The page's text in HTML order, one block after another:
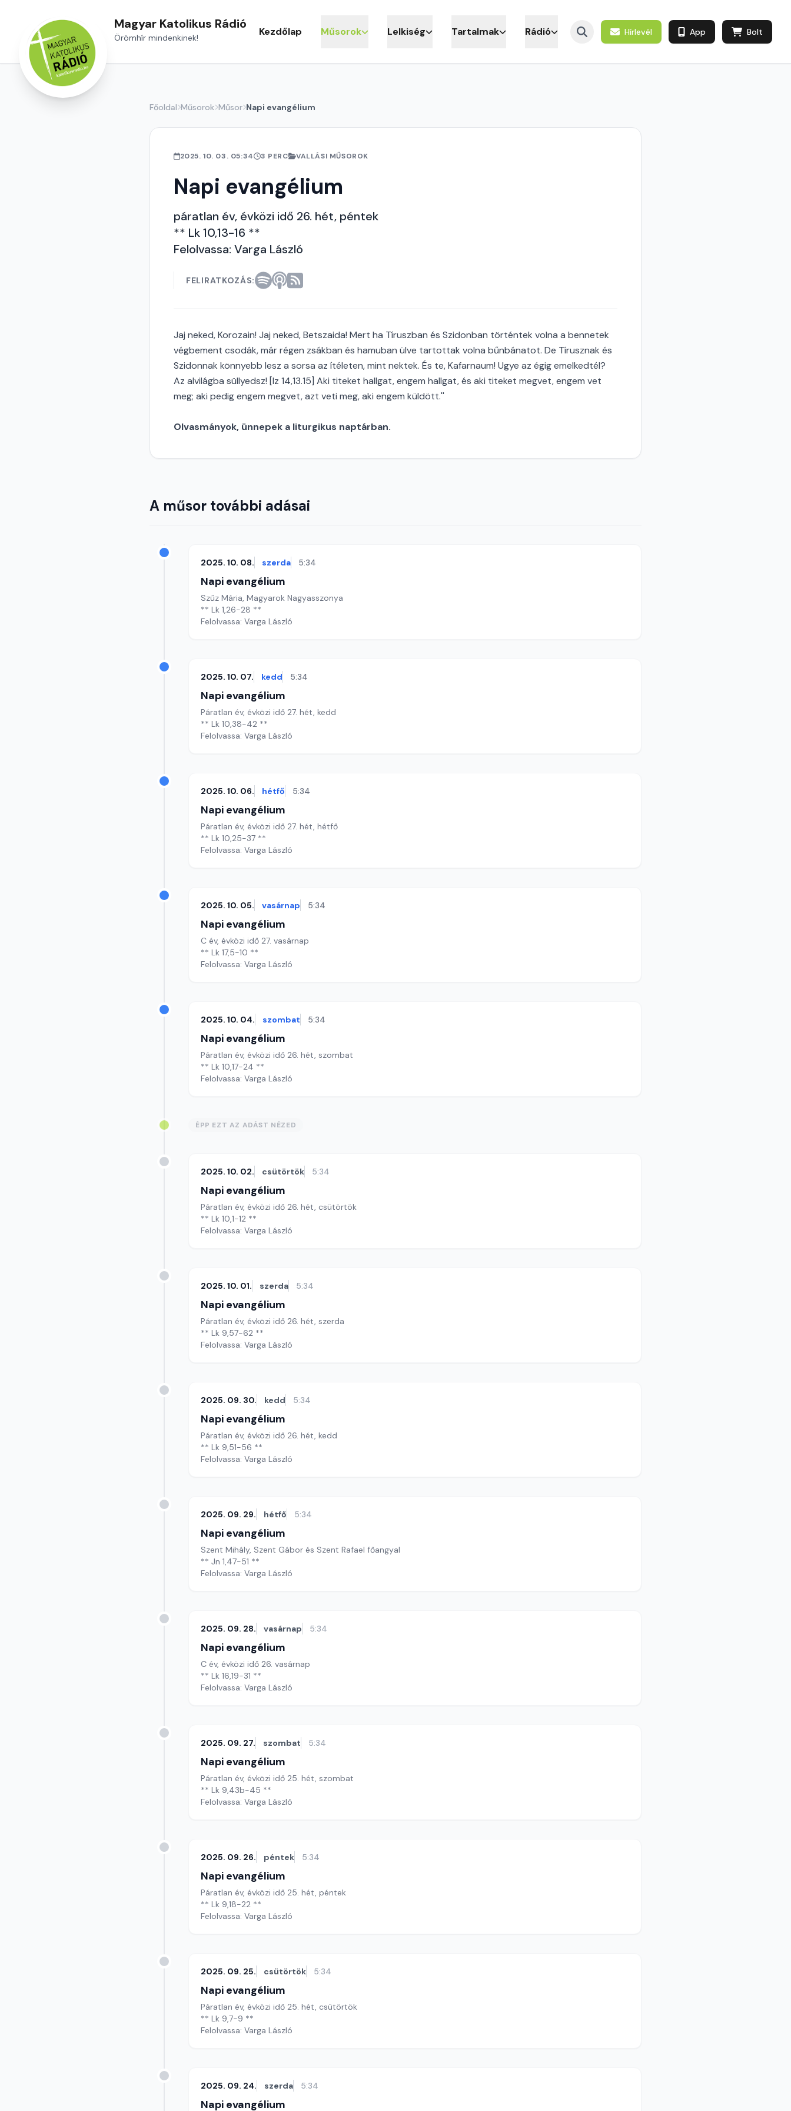
Magyar Katolikus Rádió
Örömhír mindenkinek! Kezdőlap Műsorok Lelkiség Tartalmak Rádió Hírlevél App Bolt
Főoldal Műsorok Műsor Napi evangélium
2025. 10. 03. 05:34 3 PERC VALLÁSI MŰSOROK
Napi evangélium
páratlan év, évközi idő 26. hét, péntek
** Lk 10,13-16 **
Felolvassa: Varga László
FELIRATKOZÁS:
Jaj neked, Korozain! Jaj neked, Betszaida! Mert ha Tíruszban és Szidonban történtek volna a bennetek
végbement csodák, már régen zsákban és hamuban ülve tartottak volna bűnbánatot. De Tírusznak és
Szidonnak könnyebb lesz a sorsa az ítéleten, mint nektek. És te, Kafarnaum! Ugye az égig emelkedtél?
Az alvilágba süllyedsz! [Iz 14,13.15] Aki titeket hallgat, engem hallgat, és aki titeket megvet, engem vet
meg; aki pedig engem megvet, azt veti meg, aki engem küldött.''
Olvasmányok, ünnepek a liturgikus naptárban.
A műsor további adásai
2025. 10. 08. szerda 5:34
Napi evangélium
Szűz Mária, Magyarok Nagyasszonya
** Lk 1,26-28 **
Felolvassa: Varga László
2025. 10. 07. kedd 5:34
Napi evangélium
Páratlan év, évközi idő 27. hét, kedd
** Lk 10,38-42 **
Felolvassa: Varga László
2025. 10. 06. hétfő 5:34
Napi evangélium
Páratlan év, évközi idő 27. hét, hétfő
** Lk 10,25-37 **
Felolvassa: Varga László
2025. 10. 05. vasárnap 5:34
Napi evangélium
C év, évközi idő 27. vasárnap
** Lk 17,5-10 **
Felolvassa: Varga László
2025. 10. 04. szombat 5:34
Napi evangélium
Páratlan év, évközi idő 26. hét, szombat
** Lk 10,17-24 **
Felolvassa: Varga László
ÉPP EZT AZ ADÁST NÉZED
2025. 10. 02. csütörtök 5:34
Napi evangélium
Páratlan év, évközi idő 26. hét, csütörtök
** Lk 10,1-12 **
Felolvassa: Varga László
2025. 10. 01. szerda 5:34
Napi evangélium
Páratlan év, évközi idő 26. hét, szerda
** Lk 9,57-62 **
Felolvassa: Varga László
2025. 09. 30. kedd 5:34
Napi evangélium
Páratlan év, évközi idő 26. hét, kedd
** Lk 9,51-56 **
Felolvassa: Varga László
2025. 09. 29. hétfő 5:34
Napi evangélium
Szent Mihály, Szent Gábor és Szent Rafael főangyal
** Jn 1,47-51 **
Felolvassa: Varga László
2025. 09. 28. vasárnap 5:34
Napi evangélium
C év, évközi idő 26. vasárnap
** Lk 16,19-31 **
Felolvassa: Varga László
2025. 09. 27. szombat 5:34
Napi evangélium
Páratlan év, évközi idő 25. hét, szombat
** Lk 9,43b-45 **
Felolvassa: Varga László
2025. 09. 26. péntek 5:34
Napi evangélium
Páratlan év, évközi idő 25. hét, péntek
** Lk 9,18-22 **
Felolvassa: Varga László
2025. 09. 25. csütörtök 5:34
Napi evangélium
Páratlan év, évközi idő 25. hét, csütörtök
** Lk 9,7-9 **
Felolvassa: Varga László
2025. 09. 24. szerda 5:34
Napi evangélium